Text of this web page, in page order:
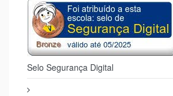
Selo Segurança Digital